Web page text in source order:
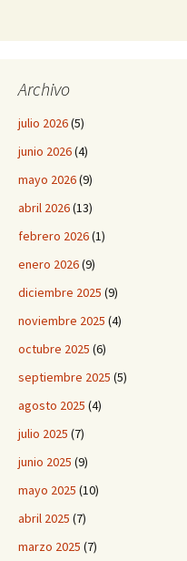
Archivo
julio 2026(5)
junio 2026(4)
mayo 2026(9)
abril 2026(13)
febrero 2026(1)
enero 2026(9)
diciembre 2025 (9)
noviembre 2025 (4)
octubre 2025 (6)
septiembre 2025 (5)
agosto 2025 (4)
julio 2025 (7)
junio 2025 (9)
mayo 2025 (10)
abril 2025 (7)
marzo 2025 (7)